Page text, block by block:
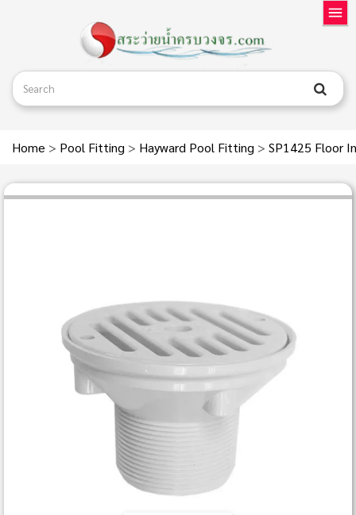
Home > Pool Fitting > Hayward Pool Fitting > SP1425 Floor